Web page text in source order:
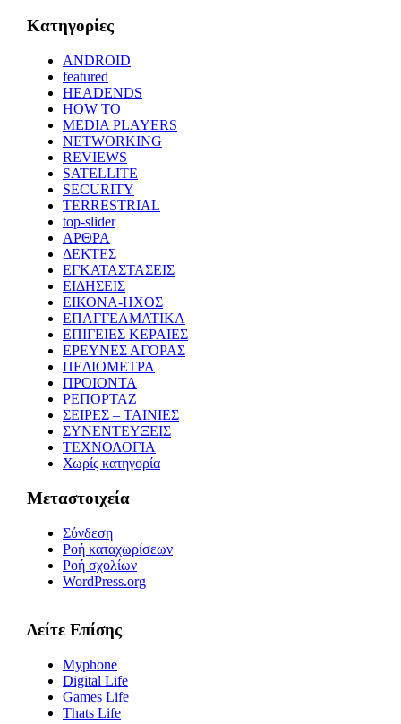
Kατηγορίες
ANDROID
featured
HEADENDS
HOW TO
MEDIA PLAYERS
NETWORKING
REVIEWS
SATELLITE
SECURITY
TERRESTRIAL
top-slider
ΑΡΘΡΑ
ΔΕΚΤΕΣ
ΕΓΚΑΤΑΣΤΑΣΕΙΣ
ΕΙΔΗΣΕΙΣ
ΕΙΚΟΝΑ-ΗΧΟΣ
ΕΠΑΓΓΕΛΜΑΤΙΚΑ
ΕΠΙΓΕΙΕΣ ΚΕΡΑΙΕΣ
ΕΡΕΥΝΕΣ ΑΓΟΡΑΣ
ΠΕΔΙΟΜΕΤΡΑ
ΠΡΟΙΟΝΤΑ
ΡΕΠΟΡΤΑΖ
ΣΕΙΡΕΣ – ΤΑΙΝΙΕΣ
ΣΥΝΕΝΤΕΥΞΕΙΣ
ΤΕΧΝΟΛΟΓΙΑ
Χωρίς κατηγορία
Μεταστοιχεία
Σύνδεση
Ροή καταχωρίσεων
Ροή σχολίων
WordPress.org
Δείτε Επίσης
Myphone
Digital Life
Games Life
Thats Life